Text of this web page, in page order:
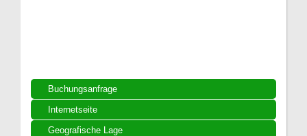
Buchungsanfrage
Internetseite
Geografische Lage